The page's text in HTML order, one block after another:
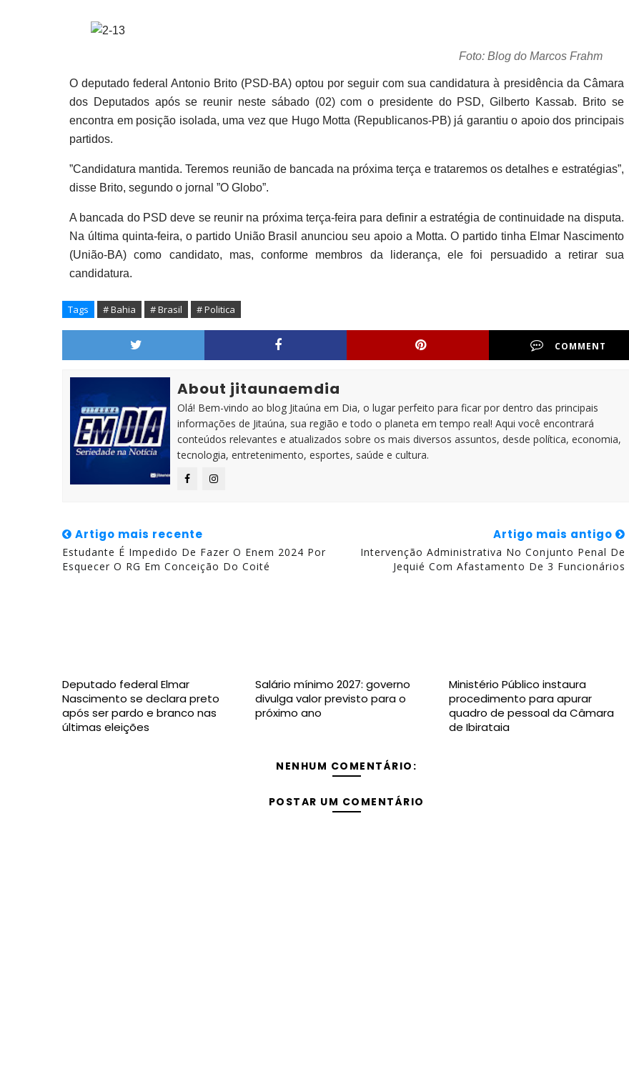
Foto: Blog do Marcos Frahm
O deputado federal Antonio Brito (PSD-BA) optou por seguir com sua candidatura à presidência da Câmara
dos Deputados após se reunir neste sábado (02) com o presidente do PSD, Gilberto Kassab. Brito se
encontra em posição isolada, uma vez que Hugo Motta (Republicanos-PB) já garantiu o apoio dos principais
partidos.
”Candidatura mantida. Teremos reunião de bancada na próxima terça e trataremos os detalhes e estratégias”,
disse Brito, segundo o jornal ”O Globo”.
A bancada do PSD deve se reunir na próxima terça-feira para definir a estratégia de continuidade na disputa.
Na última quinta-feira, o partido União Brasil anunciou seu apoio a Motta. O partido tinha Elmar Nascimento
(União-BA) como candidato, mas, conforme membros da liderança, ele foi persuadido a retirar sua
candidatura.
Tags # Bahia # Brasil # Politica
COMMENT
About jitaunaemdia
Olá! Bem-vindo ao blog Jitaúna em Dia, o lugar perfeito para ficar por dentro das principais
informações de Jitaúna, sua região e todo o planeta em tempo real! Aqui você encontrará
conteúdos relevantes e atualizados sobre os mais diversos assuntos, desde política, economia,
tecnologia, entretenimento, esportes, saúde e cultura.
Artigo mais recente
Estudante É Impedido De Fazer O Enem 2024 Por
Esquecer O RG Em Conceição Do Coité
Artigo mais antigo
Intervenção Administrativa No Conjunto Penal De
Jequié Com Afastamento De 3 Funcionários
Deputado federal Elmar
Nascimento se declara preto
após ser pardo e branco nas
últimas eleições
Salário mínimo 2027: governo
divulga valor previsto para o
próximo ano
Ministério Público instaura
procedimento para apurar
quadro de pessoal da Câmara
de Ibirataia
NENHUM COMENTÁRIO:
POSTAR UM COMENTÁRIO